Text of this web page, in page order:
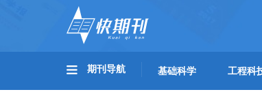
期刊导航 基础科学 工程科